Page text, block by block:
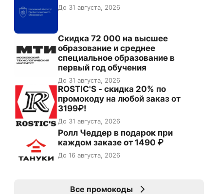
До 31 августа, 2026
Скидка 72 000 на высшее
образование и среднее
специальное образование в
первый год обучения
До 31 августа, 2026
ROSTIC'S - скидка 20% по
промокоду на любой заказ от
3199₽!
До 31 августа, 2026
Ролл Чеддер в подарок при
каждом заказе от 1490 ₽
До 16 августа, 2026
Все промокоды